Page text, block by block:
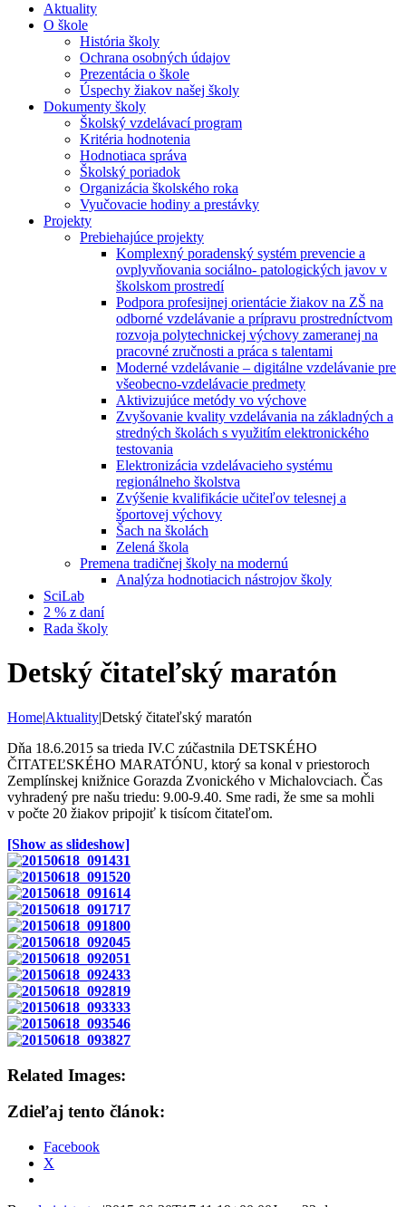
Aktuality
O škole
História školy
Ochrana osobných údajov
Prezentácia o škole
Úspechy žiakov našej školy
Dokumenty školy
Školský vzdelávací program
Kritéria hodnotenia
Hodnotiaca správa
Školský poriadok
Organizácia školského roka
Vyučovacie hodiny a prestávky
Projekty
Prebiehajúce projekty
Komplexný poradenský systém prevencie a
ovplyvňovania sociálno- patologických javov v
školskom prostredí
Podpora profesijnej orientácie žiakov na ZŠ na
odborné vzdelávanie a prípravu prostredníctvom
rozvoja polytechnickej výchovy zameranej na
pracovné zručnosti a práca s talentami
Moderné vzdelávanie – digitálne vzdelávanie pre
všeobecno-vzdelávacie predmety
Aktivizujúce metódy vo výchove
Zvyšovanie kvality vzdelávania na základných a
stredných školách s využitím elektronického
testovania
Elektronizácia vzdelávacieho systému
regionálneho školstva
Zvýšenie kvalifikácie učiteľov telesnej a
športovej výchovy
Šach na školách
Zelená škola
Premena tradičnej školy na modernú
Analýza hodnotiacich nástrojov školy
SciLab
2 % z daní
Rada školy
Detský čitateľský maratón
Home|Aktuality|Detský čitateľský maratón
Dňa 18.6.2015 sa trieda IV.C zúčastnila DETSKÉHO
ČITATEĽSKÉHO MARATÓNU, ktorý sa konal v priestoroch
Zemplínskej knižnice Gorazda Zvonického v Michalovciach. Čas
vyhradený pre našu triedu: 9.00-9.40. Sme radi, že sme sa mohli
v počte 20 žiakov pripojiť k tisícom čitateľom.
[Show as slideshow]
Related Images:
Zdieľaj tento článok:
Facebook
X